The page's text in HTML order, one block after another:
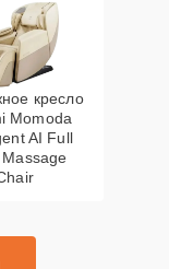
кресло
Momoda
AI Full
Massage